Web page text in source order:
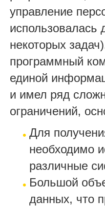
управление
некоторых
программный
единой
и имел ряд
ограничений,
Для
необходимо
различные
Большой
данных, что